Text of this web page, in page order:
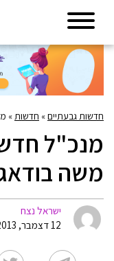
חדשות גבעתיים» חדשות »
מנכ"ל חדש
משה
ישראל נצח
12 דצמבר, 2013 12:13